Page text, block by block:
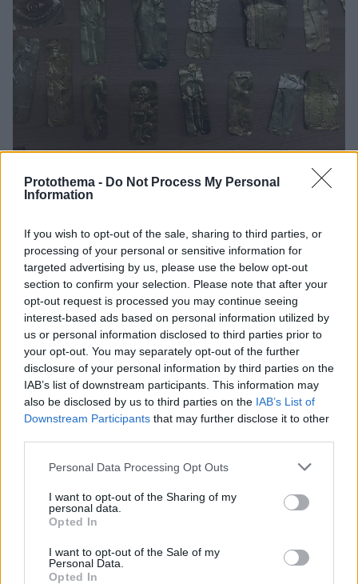
Protothema - Do Not Process My Personal
Information
If you wish to opt-out of the sale, sharing to third parties, or
processing of your personal or sensitive information for
targeted advertising by us, please use the below opt-out
section to confirm your selection. Please note that after your
opt-out request is processed you may continue seeing
interest-based ads based on personal information utilized by
us or personal information disclosed to third parties prior to
your opt-out. You may separately opt-out of the further
disclosure of your personal information by third parties on the
IAB’s list of downstream participants. This information may
also be disclosed by us to third parties on the IAB’s List of
Downstream Participants that may further disclose it to other
Please note that this website/app uses one or more Google
not limited to your visit or usage behaviour. You may click to
grant or deny consent to Google and its third-party tags to
use your data for below specified purposes in below Google
consent section.
Personal Data Processing Opt Outs
I want to opt-out of the Sharing of my
personal data.
Opted In
I want to opt-out of the Sale of my
Personal Data.
Opted In
Λευκάδα: Αμετανόητος ιερόσυλος άρπαζε τάματα από
ναούς
Ο ιερόσυλος ξάφριζε τάματα και τιμαλφή από
εκκλησίες